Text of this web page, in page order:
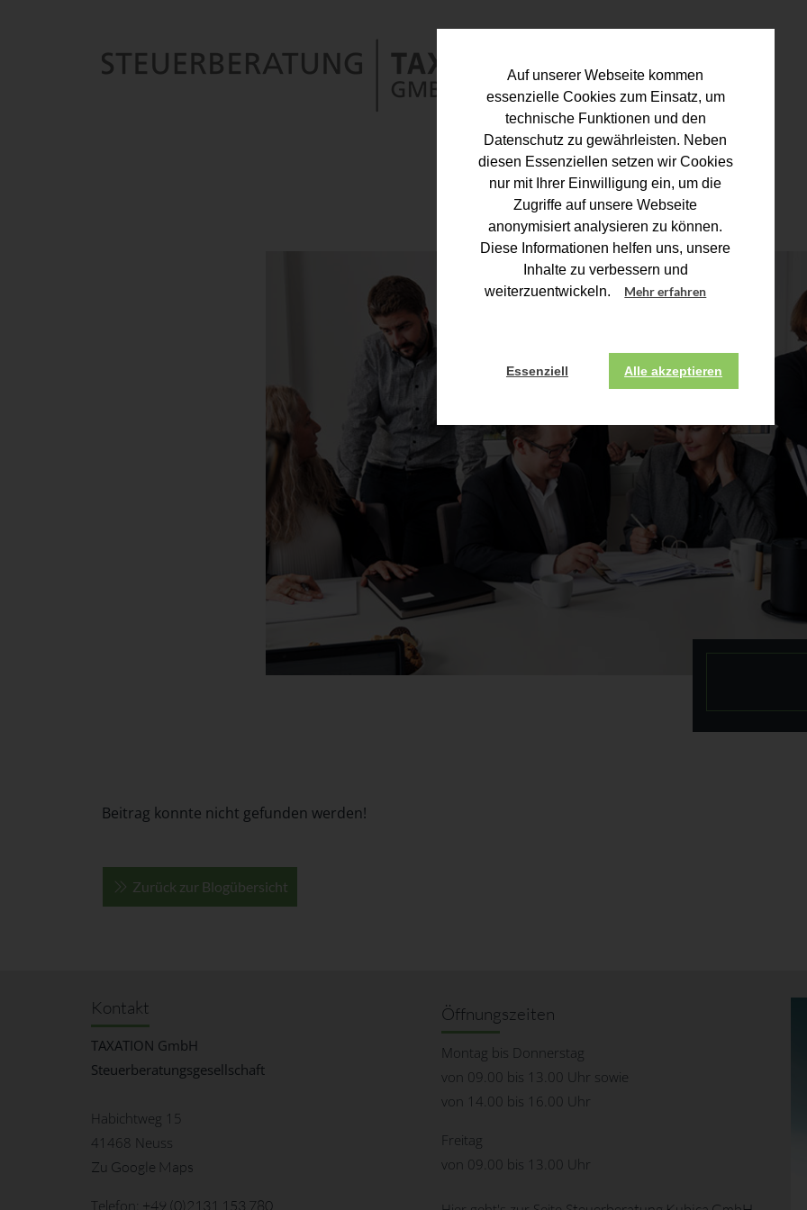
Auf unserer Webseite kommen
essenzielle Cookies zum Einsatz, um
technische Funktionen und den
Datenschutz zu gewährleisten. Neben
diesen Essenziellen setzen wir Cookies
nur mit Ihrer Einwilligung ein, um die
Zugriffe auf unsere Webseite
anonymisiert analysieren zu können.
Diese Informationen helfen uns, unsere
Inhalte zu verbessern und
weiterzuentwickeln.
Mehr erfahren
Essenziell Alle akzeptieren
Beitrag konnte nicht gefunden werden!
Zurück zur Blogübersicht
Kontakt
TAXATION GmbH
Steuerberatungsgesellschaft
Habichtweg 15
41468 Neuss
Zu Google Maps
Telefon: +49 (0)2131 153 780
Öffnungszeiten
Montag bis Donnerstag
von 09.00 bis 13.00 Uhr sowie
von 14.00 bis 16.00 Uhr
Freitag
von 09.00 bis 13.00 Uhr